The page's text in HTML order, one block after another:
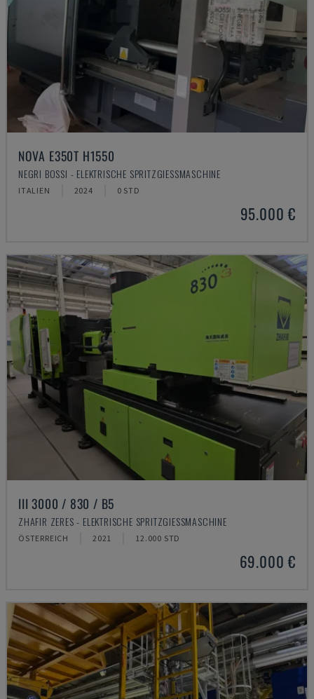
NOVA E350T H1550
NEGRI BOSSI - ELEKTRISCHE SPRITZGIESSMASCHINE
ITALIEN 2024 0 STD
95.000 €
III 3000 / 830 / B5
ZHAFIR ZERES - ELEKTRISCHE SPRITZGIESSMASCHINE
ÖSTERREICH 2021 12.000 STD
69.000 €